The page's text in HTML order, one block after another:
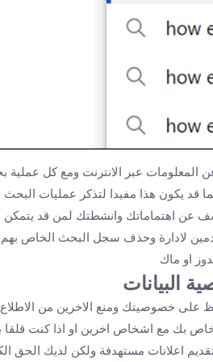
المعلومات عبر الانترنت ومع كل عملية
هذا مفيدا لتذكر عمليات البحث
عن اهتماماتك وانشطتك لمن قد
لادارة وحذف سجل البحث الخاص بهم
او ماك
البيانات
على خصوصيتك ومنع الاخرين من
بك مع اشخاص اخرين او اذا كنت قلقا
اعلانات مستهدفة ولكن لديك الحق